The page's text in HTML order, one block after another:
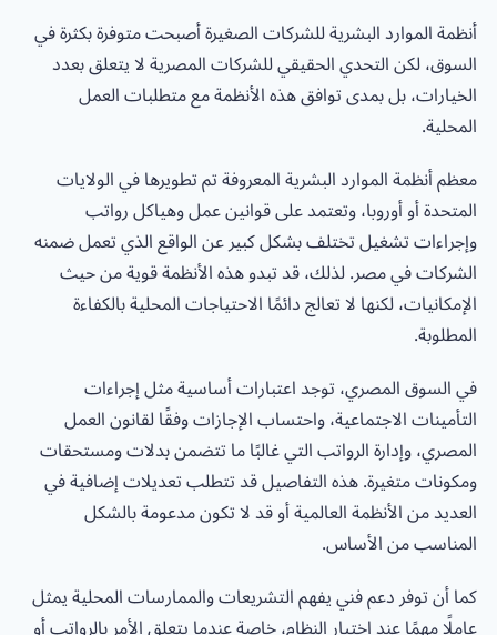
أنظمة الموارد البشرية للشركات الصغيرة أصبحت متوفرة بكثرة في
السوق، لكن التحدي الحقيقي للشركات المصرية لا يتعلق بعدد
الخيارات، بل بمدى توافق هذه الأنظمة مع متطلبات العمل
المحلية.
معظم أنظمة الموارد البشرية المعروفة تم تطويرها في الولايات
المتحدة أو أوروبا، وتعتمد على قوانين عمل وهياكل رواتب
وإجراءات تشغيل تختلف بشكل كبير عن الواقع الذي تعمل ضمنه
الشركات في مصر. لذلك، قد تبدو هذه الأنظمة قوية من حيث
الإمكانيات، لكنها لا تعالج دائمًا الاحتياجات المحلية بالكفاءة
المطلوبة.
في السوق المصري، توجد اعتبارات أساسية مثل إجراءات
التأمينات الاجتماعية، واحتساب الإجازات وفقًا لقانون العمل
المصري، وإدارة الرواتب التي غالبًا ما تتضمن بدلات ومستحقات
ومكونات متغيرة. هذه التفاصيل قد تتطلب تعديلات إضافية في
العديد من الأنظمة العالمية أو قد لا تكون مدعومة بالشكل
المناسب من الأساس.
كما أن توفر دعم فني يفهم التشريعات والممارسات المحلية يمثل